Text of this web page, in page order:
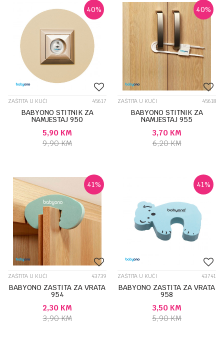
40%
ZAŠTITA U KUĆI 45617
BABYONO STITNIK ZA
NAMJESTAJ 950
5,90 KM
9,90KM
40%
ZAŠTITA U KUĆI 45618
BABYONO STITNIK ZA
NAMJESTAJ 955
3,70 KM
6,20KM
41%
ZAŠTITA U KUĆI 43739
BABYONO ZASTITA ZA VRATA
954
2,30 KM
3,90KM
41%
ZAŠTITA U KUĆI 43741
BABYONO ZASTITA ZA VRATA
958
3,50 KM
5,90KM